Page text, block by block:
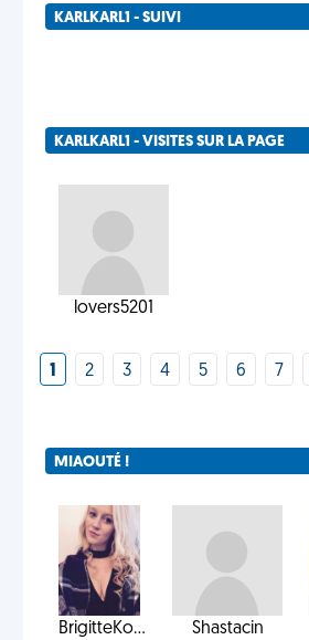
KARLKARL1 - SUIVI
KARLKARL1 - VISITES SUR LA PAGE
lovers5201
1 2 3 4 5 6 7
MIAOUTÉ !
BrigitteKo... Shastacin